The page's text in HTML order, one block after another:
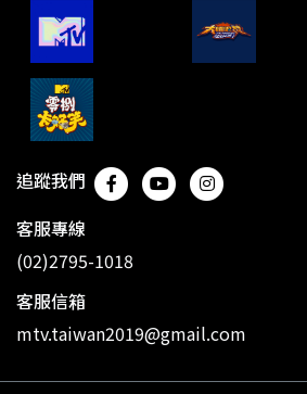
追蹤我們
客服專線
(02)2795-1018
客服信箱
mtv.taiwan2019@gmail.com